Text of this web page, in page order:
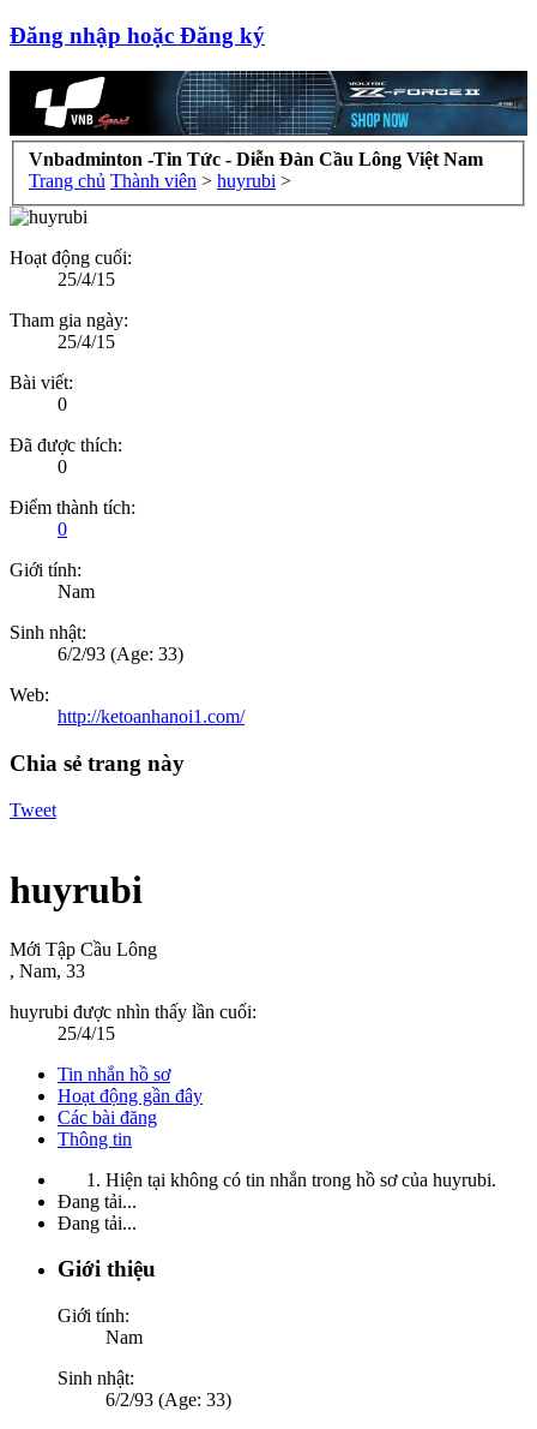
Đăng nhập hoặc Đăng ký
Vnbadminton -Tin Tức - Diễn Đàn Cầu Lông Việt Nam
Trang chủ Thành viên > huyrubi >
Hoạt động cuối:
25/4/15
Tham gia ngày:
25/4/15
Bài viết:
0
Đã được thích:
0
Điểm thành tích:
0
Giới tính:
Nam
Sinh nhật:
6/2/93 (Age: 33)
Web:
http://ketoanhanoi1.com/
Chia sẻ trang này
Tweet
huyrubi
Mới Tập Cầu Lông
, Nam, 33
huyrubi được nhìn thấy lần cuối:
25/4/15
Tin nhắn hồ sơ
Hoạt động gần đây
Các bài đăng
Thông tin
Hiện tại không có tin nhắn trong hồ sơ của huyrubi.
Đang tải...
Đang tải...
Giới thiệu
Giới tính:
Nam
Sinh nhật:
6/2/93 (Age: 33)